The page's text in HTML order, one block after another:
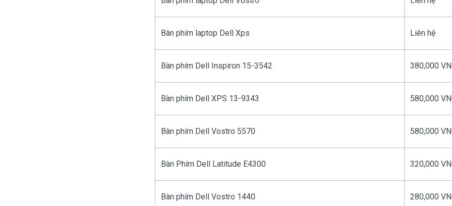
Bàn phím laptop Dell Xps Liên hệ
Bàn phím Dell Inspiron 15-3542 380,000
Bàn phím Dell XPS 13-9343 580,000
Bàn phím Dell Vostro 5570 580,000
Bàn Phím Dell Latitude E4300 320,000
Bàn phím Dell Vostro 1440 280,000